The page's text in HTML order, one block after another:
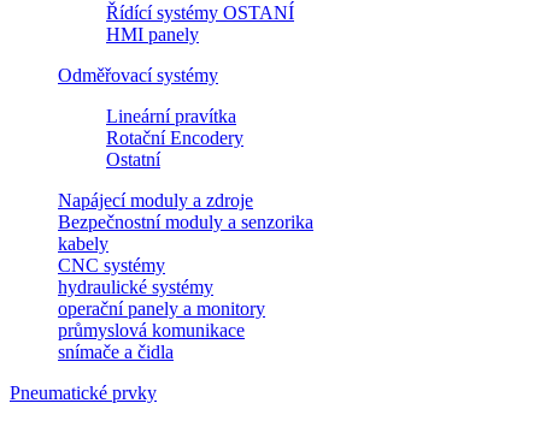
Řídící systémy OSTANÍ
HMI panely
Odměřovací systémy
Lineární pravítka
Rotační Encodery
Ostatní
Napájecí moduly a zdroje
Bezpečnostní moduly a senzorika
kabely
CNC systémy
hydraulické systémy
operační panely a monitory
průmyslová komunikace
snímače a čidla
Pneumatické prvky